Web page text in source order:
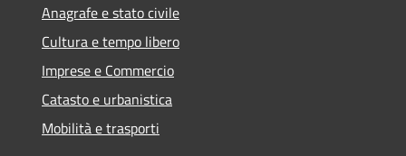
Anagrafe e stato civile
Cultura e tempo libero
Imprese e Commercio
Catasto e urbanistica
Mobilità e trasporti